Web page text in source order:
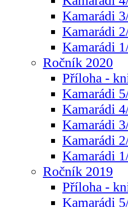
Kamarádi
Kamarádi
Kamarádi
Ročník 2020
Příloha -
Kamarádi
Kamarádi
Kamarádi
Kamarádi
Kamarádi
Ročník 2019
Příloha -
Kamarádi